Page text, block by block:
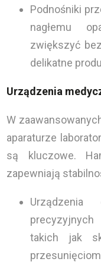
Podnośniki
nagłemu
zwiększyć
delikatne
Urządzenia
W
aparaturze
są kluczowe.
zapewniają
Urządzenia
precyzyjnych
takich jak